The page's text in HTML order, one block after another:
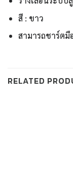
สี : ขาว
สามารถชาร์ตมื
RELATED